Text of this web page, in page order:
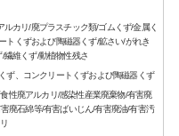
ルカリ/廃プラスチック類/ゴムくず/金属く
トくずおよび陶磁器くず/鉱さい/がれき
繊維くず/動植物性残さ
ず、コンクリートくずおよび陶磁器くず
性廃アルカリ/感染性産業廃棄物/有害廃
廃石綿等/有害ばいじん/有害廃油/有害汚